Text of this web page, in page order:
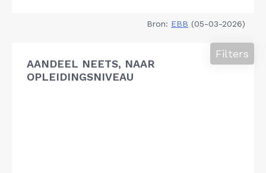
Bron: EBB (05-03-2026)
AANDEEL NEETS, NAAR
OPLEIDINGSNIVEAU
Filters